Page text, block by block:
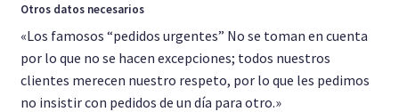
Otros datos necesarios
«Los famosos “pedidos urgentes” No se toman en cuenta
por lo que no se hacen excepciones; todos nuestros
clientes merecen nuestro respeto, por lo que les pedimos
no insistir con pedidos de un día para otro.»